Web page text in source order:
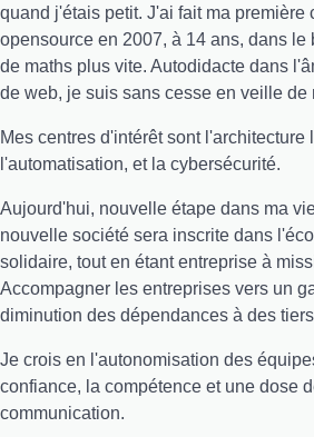
quand j'étais petit. J'ai fait ma première
opensource en 2007, à 14 ans, dans le
de maths plus vite. Autodidacte dans
de web, je suis sans cesse en veille
Mes centres d'intérêt sont l'architecture
l'automatisation, et la cybersécurité.
Aujourd'hui, nouvelle étape dans ma
nouvelle société sera inscrite dans
solidaire, tout en étant entreprise à
Accompagner les entreprises vers un
diminution des dépendances à des
Je crois en l'autonomisation des
confiance, la compétence et une dose
communication.